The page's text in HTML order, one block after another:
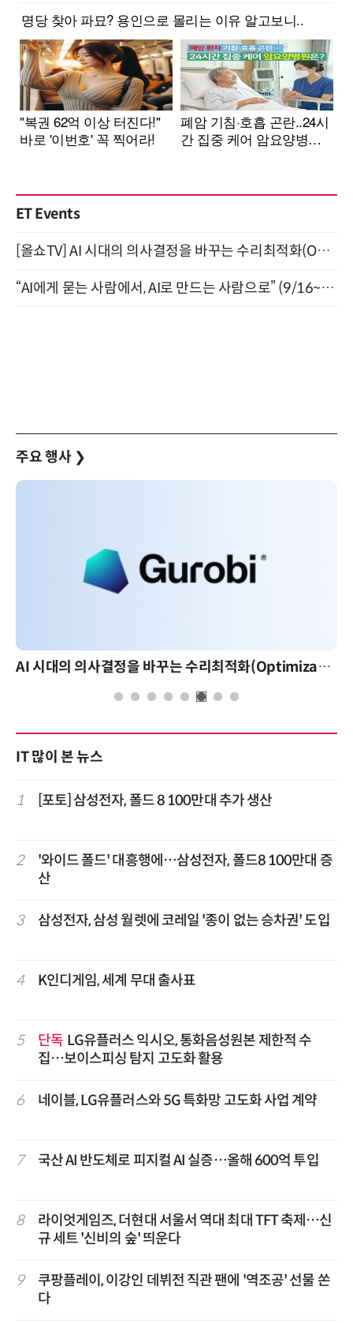
ET Events
[올쇼TV] AI 시대의 의사결정을 바꾸는 수리최적화(Optimization) 소개 (8/20 생방송)
“AI에게 묻는 사람에서, AI로 만드는 사람으로” (9/16~17)
주요 행사 ❯
AI 핀옵스 실전 세미나: 폭증하는 AI 토큰 비용 관리 전략
IT 많이 본 뉴스
1 [포토] 삼성전자, 폴드 8 100만대 추가 생산
2
'와이드 폴드' 대흥행에…삼성전자, 폴드8 100만대 증
산
3 삼성전자, 삼성 월렛에 코레일 '종이 없는 승차권' 도입
4 K인디게임, 세계 무대 출사표
5 단독 LG유플러스 익시오, 통화음성원본 제한적 수
집…보이스피싱 탐지 고도화 활용
6 네이블, LG유플러스와 5G 특화망 고도화 사업 계약
7 국산 AI 반도체로 피지컬 AI 실증…올해 600억 투입
8
라이엇게임즈, 더현대 서울서 역대 최대 TFT 축제…신
규 세트 '신비의 숲' 띄운다
9
쿠팡플레이, 이강인 데뷔전 직관 팬에 '역조공' 선물 쏜
다